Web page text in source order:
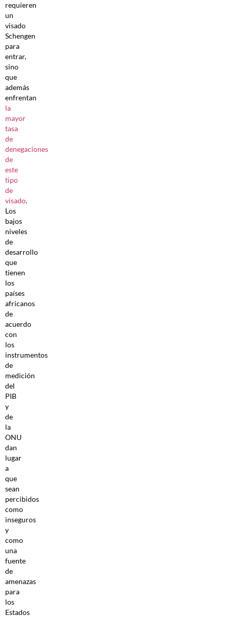
requieren
un
visado
Schengen
para
entrar,
sino
que
además
enfrentan
la
mayor
tasa
de
denegaciones
de
este
tipo
de
visado.
Los
bajos
niveles
de
desarrollo
que
tienen
los
países
africanos
de
acuerdo
con
los
instrumentos
de
medición
del
PIB
y
de
la
ONU
dan
lugar
a
que
sean
percibidos
como
inseguros
y
como
una
fuente
de
amenazas
para
los
Estados